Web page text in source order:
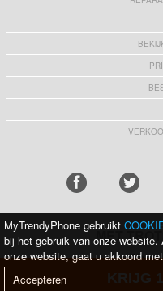
MET
KRIJG
MyTrendyPhone gebruikt
bij het gebruik van onze
onze website, gaat u akkoord
Accepteren